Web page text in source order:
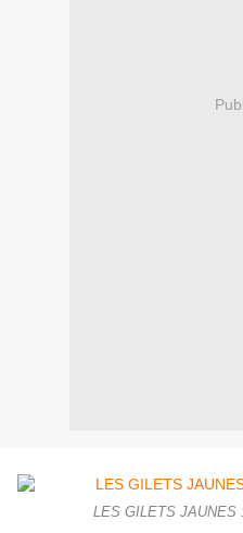
LES GILETS JAUNES